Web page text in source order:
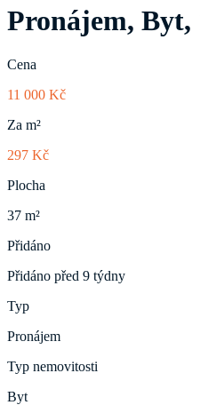
Pronájem, Byt,
Cena
11 000 Kč
Za m²
297 Kč
Plocha
37 m²
Přidáno
Přidáno před 9 týdny
Typ
Pronájem
Typ nemovitosti
Byt